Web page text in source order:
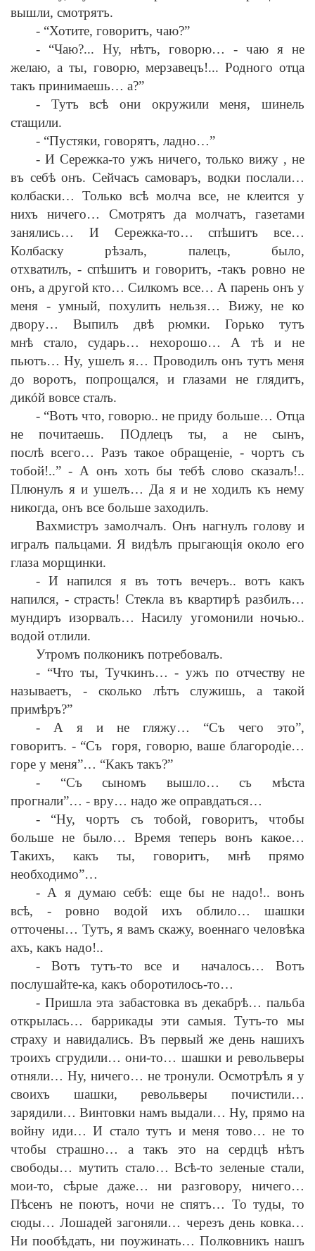
вышли, смотрятъ.
- “Хотите, говоритъ, чаю?”
- “Чаю?... Ну, нѣтъ, говорю… - чаю я не
желаю, а ты, говорю, мерзавецъ!... Родного отца
такъ принимаешь… а?”
- Тутъ всѣ они окружили меня, шинель
стащили.
- “Пустяки, говорятъ, ладно…”
- И Сережка-то ужъ ничего, только вижу , не
въ себѣонъ. Сейчасъ самоваръ, водки послали…
колбаски… Только всѣ молча все, не клеится у
нихъ ничего… Смотрятъ да молчатъ, газетами
занялись… И Сережка-то… спѣшитъ все…
Колбаску рѣзалъ, палецъ, было,
отхватилъ, - спѣшитъ и говоритъ, -такъ ровно не
онъ, а другой кто… Силкомъ все… А парень онъ у
меня -умный, похулить нельзя… Вижу, не ко
двору… Выпилъ двѣрюмки. Горько тутъ
мнѣ стало, сударь… нехорошо… А тѣ и не
пьютъ… Ну, ушелъ я… Проводилъ онъ тутъ меня
до воротъ, попрощался, и глазами не глядитъ,
дикóй вовсе сталъ.
- “Вотъ что, говорю.. не приду больше… Отца
не почитаешь. ПОдлецъ ты, а не сынъ,
послѣ всего… Разъ такое обращенiе,- чортъ съ
тобой!..” -А онъ хоть бы тебѣ слово сказалъ!..
Плюнулъ я и ушелъ… Да я и не ходилъ къ нему
никогда, онъ все больше заходилъ.
Вахмистръ замолчалъ. Онъ нагнулъ голову и
игралъ пальцами. Я видѣлъ прыгающiя около его
глаза морщинки.
- И напился я въ тотъ вечеръ.. вотъ какъ
напился, -страсть! Стекла въ квартирѣ разбилъ…
мундиръ изорвалъ… Насилу угомонили ночью..
водой отлили.
Утромъ полконикъ потребовалъ.
- “Что ты, Тучкинъ… - ужъ по отчеству не
называетъ, -сколько лѣтъ служишь, а такой
примѣръ?”
- А я и не гляжу… “Съ чего это”,
говоритъ. -“Съ горя, говорю, ваше благородiе…
горе у меня”… “Какъ такъ?”
- “Съ сыномъ вышло… съ мѣста
прогнали”… - вру… надо же оправдаться…
- “Ну, чортъ съ тобой, говоритъ, чтобы
больше не было… Время теперь вонъ какое…
Такихъ, какъ ты, говоритъ, мнѣ прямо
необходимо”…
- А я думаю себѣ: еще бы не надо!.. вонъ
всѣ, - ровно водой ихъ облило… шашки
отточены… Тутъ, я вамъ скажу, военнаго человѣка
ахъ, какъ надо!..
- Вотъ тутъ-то все и началось… Вотъ
послушайте-ка, какъ оборотилось-то…
- Пришла эта забастовка въ декабрѣ… пальба
открылась… баррикады эти самыя. Тутъ-то мы
страху и навидались. Въ первый же день нашихъ
троихъ сгрудили… они-то… шашки и револьверы
отняли… Ну, ничего… не тронули. Осмотрѣлъ я у
своихъ шашки, револьверы почистили…
зарядили… Винтовки намъ выдали… Ну, прямо на
войну иди… И стало тутъ и меня тово… не то
чтобы страшно… а такъ это на сердцѣ нѣтъ
свободы… мутить стало… Всѣ-то зеленые стали,
мои-то, сѣрые даже… ни разговору, ничего…
Пѣсенъ не поютъ, ночи не спятъ… То туды, то
сюды… Лошадей загоняли… черезъ день ковка…
Ни пообѣдать, ни поужинать… Полковникъ нашъ